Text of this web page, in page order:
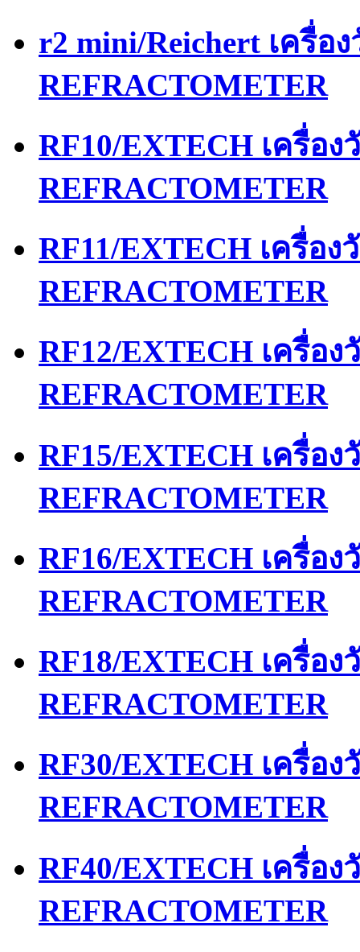
r2 mini/Reichert เครื่
REFRACTOMETER
RF10/EXTECH เครื่อ
REFRACTOMETER
RF11/EXTECH เครื่อ
REFRACTOMETER
RF12/EXTECH เครื่อ
REFRACTOMETER
RF15/EXTECH เครื่อ
REFRACTOMETER
RF16/EXTECH เครื่อ
REFRACTOMETER
RF18/EXTECH เครื่อ
REFRACTOMETER
RF30/EXTECH เครื่อ
REFRACTOMETER
RF40/EXTECH เครื่อ
REFRACTOMETER